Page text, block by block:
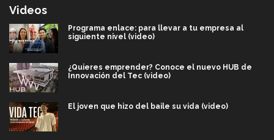
Videos
Programa enlace: para llevar a tu empresa al
siguiente nivel (video)
¿Quieres emprender? Conoce el nuevo HUB de
Innovación del Tec (video)
El joven que hizo del baile su vida (video)